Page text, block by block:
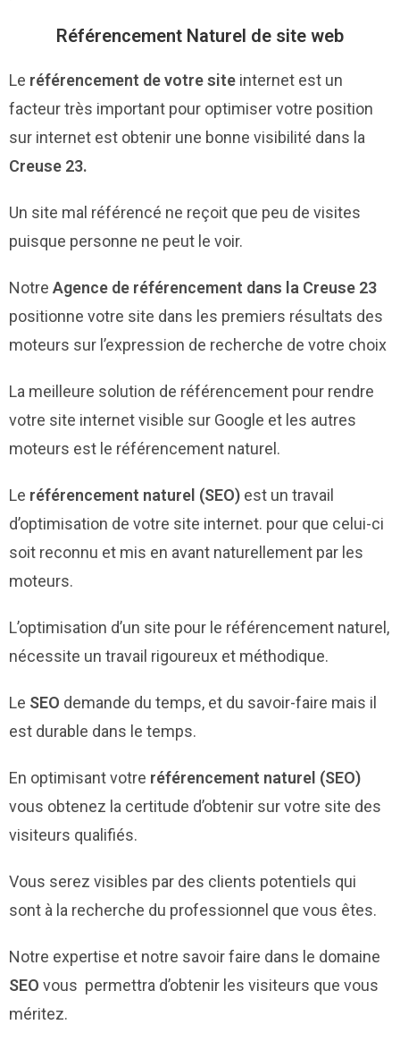
Référencement Naturel de site web
Le référencement de votre site internet est un
facteur très important pour optimiser votre position
sur internet est obtenir une bonne visibilité dans la
Creuse 23.
Un site mal référencé ne reçoit que peu de visites
puisque personne ne peut le voir.
Notre Agence de référencement dans la Creuse 23
positionne votre site dans les premiers résultats des
moteurs sur l’expression de recherche de votre choix
La meilleure solution de référencement pour rendre
votre site internet visible sur Google et les autres
moteurs est le référencement naturel.
Le référencement naturel (SEO) est un travail
d’optimisation de votre site internet. pour que celui-ci
soit reconnu et mis en avant naturellement par les
moteurs.
L’optimisation d’un site pour le référencement naturel,
nécessite un travail rigoureux et méthodique.
Le SEO demande du temps, et du savoir-faire mais il
est durable dans le temps.
En optimisant votre référencement naturel (SEO)
vous obtenez la certitude d’obtenir sur votre site des
visiteurs qualifiés.
Vous serez visibles par des clients potentiels qui
sont à la recherche du professionnel que vous êtes.
Notre expertise et notre savoir faire dans le domaine
SEO vous permettra d’obtenir les visiteurs que vous
méritez.